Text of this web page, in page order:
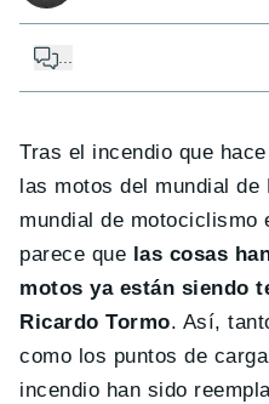
...
Tras el incendio que
las motos del mundial
mundial de motociclismo
parece que las cosas
motos ya están siendo
Ricardo Tormo. Así,
como los puntos de
incendio han sido